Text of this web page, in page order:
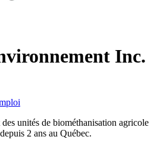
Inc.
unités de biométhanisation agricole
2 ans au Québec.